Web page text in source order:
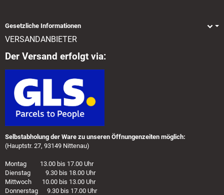
Gesetzliche Informationen
VERSANDANBIETER
Der Versand erfolgt via:
Selbstabholung der Ware zu unseren Öffnungenzeiten möglich:
(Hauptstr. 27, 93149 Nittenau)
Montag 13.00 bis 17.00 Uhr
Dienstag 9.30 bis 18.00 Uhr
Mittwoch 10.00 bis 13.00 Uhr
Donnerstag 9.30 bis 17.00 Uhr